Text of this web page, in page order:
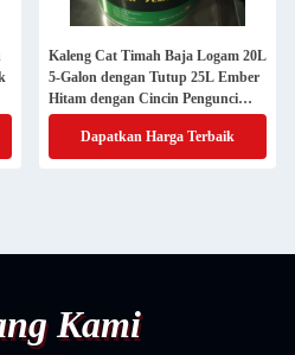
Kaleng Cat Timah Baja Logam 20L
5-Galon dengan Tutup 25L Ember
Hitam dengan Cincin Pengunci
Tinplate untuk Pengemasan Cat
dan Bahan Kimia
Dapatkan Harga Terbaik
Kami